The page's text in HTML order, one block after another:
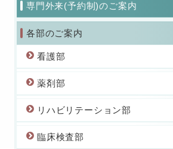
専門外来(予約制)のご案内
各部のご案内
看護部
薬剤部
リハビリテーション部
臨床検査部